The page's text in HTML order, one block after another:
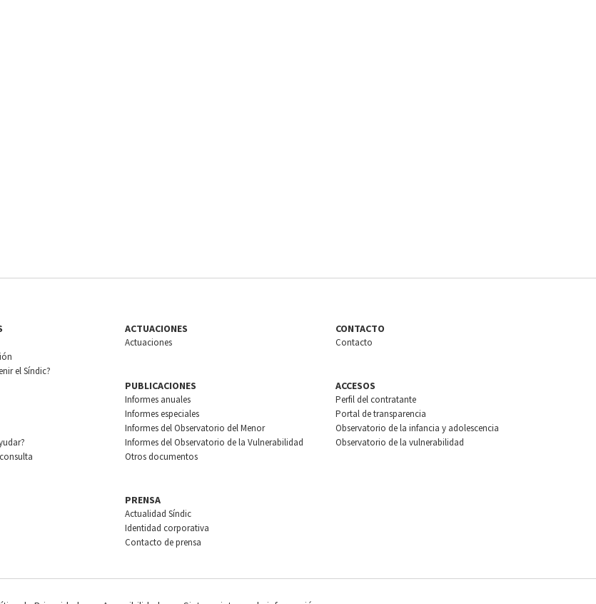
el Síndic?
ACTUACIONES
Actuaciones
PUBLICACIONES
Informes anuales
Informes especiales
Informes del Observatorio del Menor
Informes del Observatorio de la Vulnerabilidad
Otros documentos
PRENSA
Actualidad Síndic
Identidad corporativa
Contacto de prensa
CONTACTO
Contacto
ACCESOS
Perfil del contratante
Portal de transparencia
Observatorio de la infancia y adolescencia
Observatorio de la vulnerabilidad